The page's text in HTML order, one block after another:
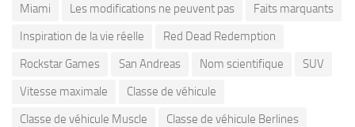
Miami
Les modifications ne peuvent pas
Faits marquants
Inspiration de la vie réelle
Red Dead Redemption
Rockstar Games
San Andreas Nom scientifique
SUV
Vitesse maximale
Classe de véhicule
Classe de véhicule Muscle
Classe de véhicule Berlines